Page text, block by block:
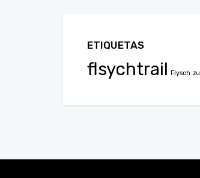
ETIQUETAS
flsychtrail Flysch